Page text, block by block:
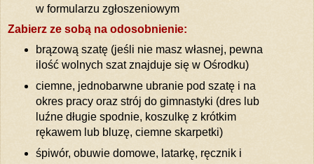
w formularzu zgłoszeniowym
Zabierz ze sobą na odosobnienie:
brązową szatę (jeśli nie masz własnej, pewna
ilość wolnych szat znajduje się w Ośrodku)
ciemne, jednobarwne ubranie pod szatę i na
okres pracy oraz strój do gimnastyki (dres lub
luźne długie spodnie, koszulkę z krótkim
rękawem lub bluzę, ciemne skarpetki)
śpiwór, obuwie domowe, latarkę, ręcznik i